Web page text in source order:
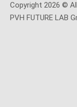
Copyright 2026 ©
PVH FUTURE LAB